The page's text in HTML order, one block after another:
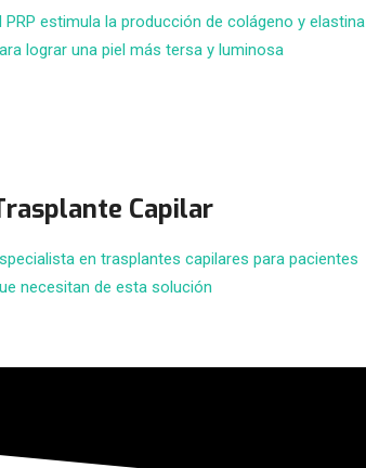
PRP estimula la producción de colágeno y elastina
lograr una piel más tersa y luminosa
Capilar
en trasplantes capilares para pacientes
necesitan de esta solución